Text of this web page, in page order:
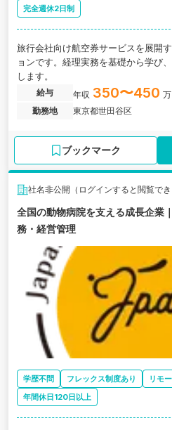
完全週休2日制
旅行会社向け航空券サービスを展開
ョンです。経理実務を基礎から学び
します。
給与 年収 350〜450
勤務地
東京都世田谷区
ブックマーク
社名非公開（ログインすると閲覧でき
全国の動物病院を支える成長企業
務・経営管理
学歴不問 フレックス制度あり リモ
年間休日120日以上